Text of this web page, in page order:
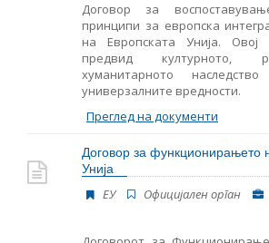
Договор за
принципи за европска
на Европската Унија.
предвид културното,
хуманитарното
универзалните вредности.
Преглед на документи
Договор за функционирањето
Унија
ЕУ Oфицијален орган